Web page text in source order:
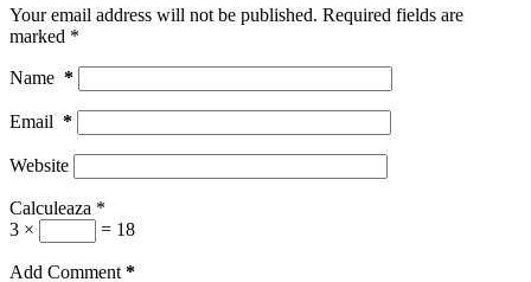
Your email address will not be published. Required fields are
marked *
Name *
Email *
Website
Calculeaza *
3 ×
= 18
Add Comment *